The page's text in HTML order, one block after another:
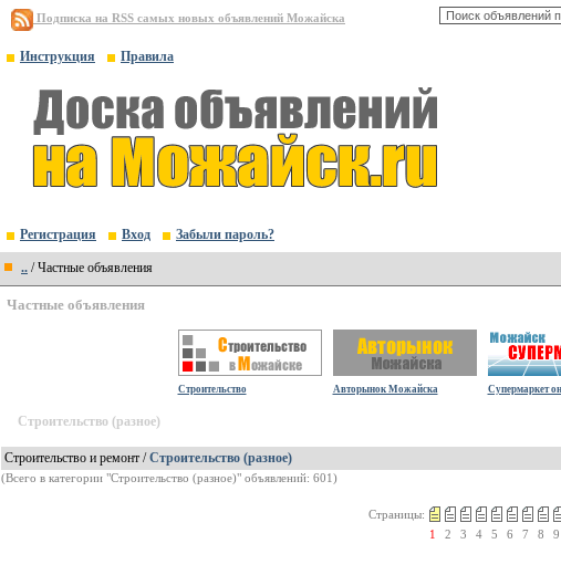
Подписка на RSS самых новых объявлений Можайска
Инструкция Правила
Регистрация Вход Забыли пароль?
.. / Частные объявления
Частные объявления
Строительство Авторынок Можайска Супермаркет
Строительство (разное)
Строительство и ремонт /Строительство (разное)
(Всего в категории "Строительство (разное)" объявлений: 601)
Страницы:
1
2 3 4 5 6 7 8 9